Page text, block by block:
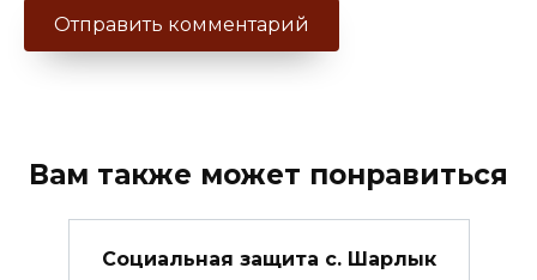
Вам также может понравиться
Социальная защита с. Шарлык